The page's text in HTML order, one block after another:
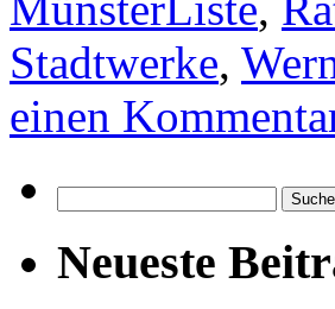
Stadtwerke,
einen
nach:
Neueste